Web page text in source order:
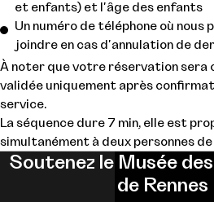
et enfants) et l'âge des enfants
Un numéro de téléphone où nous
joindre en cas d'annulation de
À noter que votre réservation sera
validée uniquement après
service.
La séquence dure 7 min, elle est
simultanément à deux personnes de
Soutenez le Musée
de Rennes